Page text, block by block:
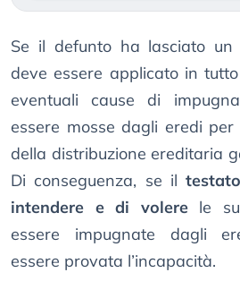
Se il defunto ha lasciato
deve essere applicato in
eventuali cause di
essere mosse dagli eredi
della distribuzione ereditaria
Di conseguenza, se il
intendere e di volerele
essere impugnate dagli
essere provata l’incapacità.